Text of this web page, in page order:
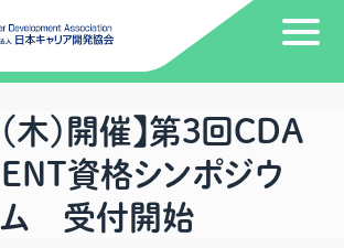
木）開催】第3回CDA
資格シンポジウ
ム 受付開始